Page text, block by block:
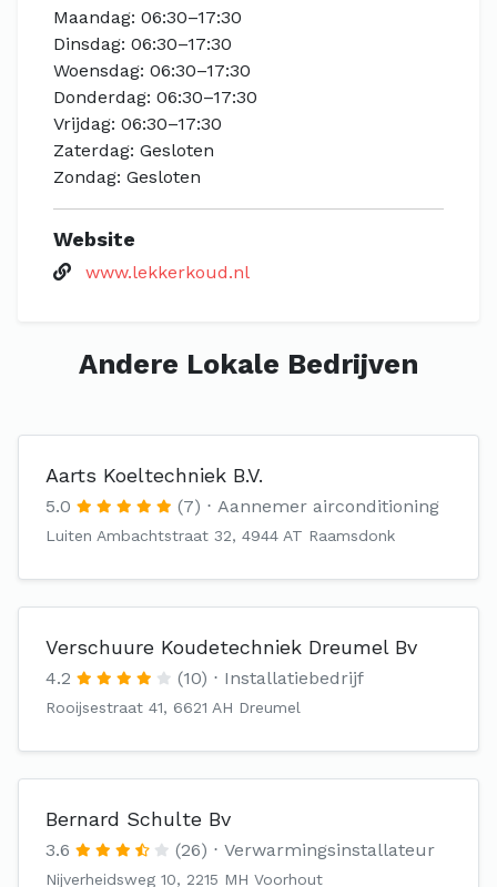
Maandag: 06:30–17:30
Dinsdag: 06:30–17:30
Woensdag: 06:30–17:30
Donderdag: 06:30–17:30
Vrijdag: 06:30–17:30
Zaterdag: Gesloten
Zondag: Gesloten
Website
www.lekkerkoud.nl
Andere Lokale Bedrijven
Aarts Koeltechniek B.V.
5.0 (7) Aannemer airconditioning
Luiten Ambachtstraat 32, 4944 AT Raamsdonk
Verschuure Koudetechniek Dreumel Bv
4.2 (10) Installatiebedrijf
Rooijsestraat 41, 6621 AH Dreumel
Bernard Schulte Bv
3.6 (26) Verwarmingsinstallateur
Nijverheidsweg 10, 2215 MH Voorhout